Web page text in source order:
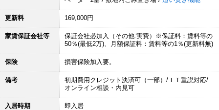
更新料 169,000円
家賃保証会社等
保証会社必加入（その他:実費）※保証料：賃料等の
50％(最低2万)、月額保証料：賃料等の1％(更新料無)
保険 損害保険加入要。
備考
初期費用クレジット決済可（一部）/ＩＴ重説対応/
オンライン相談・内見可
入居時期 即入居